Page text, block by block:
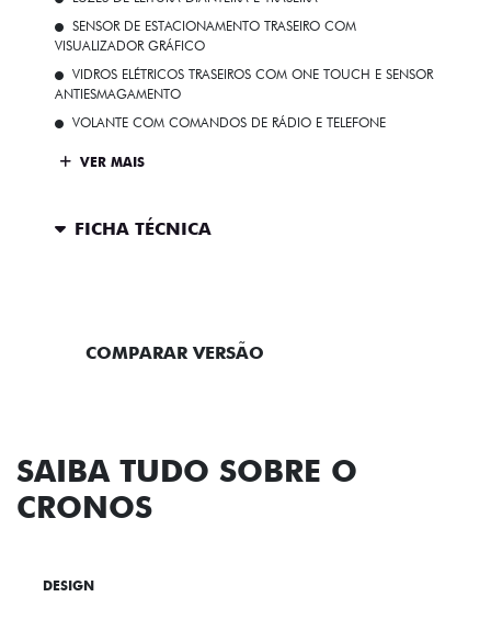
SENSOR DE ESTACIONAMENTO TRASEIRO COM
VISUALIZADOR GRÁFICO
VIDROS ELÉTRICOS TRASEIROS COM ONE TOUCH E SENSOR
ANTIESMAGAMENTO
VOLANTE COM COMANDOS DE RÁDIO E TELEFONE
VER MAIS
FICHA TÉCNICA
COMPARAR VERSÃO
SAIBA TUDO SOBRE O
CRONOS
DESIGN